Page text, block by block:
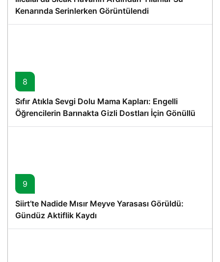
Kenarında Serinlerken Görüntülendi
8
Sıfır Atıkla Sevgi Dolu Mama Kapları: Engelli
Öğrencilerin Barınakta Gizli Dostları İçin Gönüllü
Proje
9
Siirt’te Nadide Mısır Meyve Yarasası Görüldü:
Gündüz Aktiflik Kaydı